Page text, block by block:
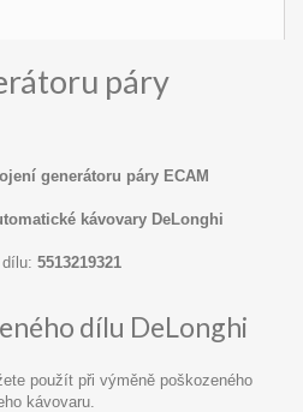
páry
generátoru páry ECAM
kávovary DeLonghi
5513219321
dílu DeLonghi
použít při výměně poškozeného
kávovaru.